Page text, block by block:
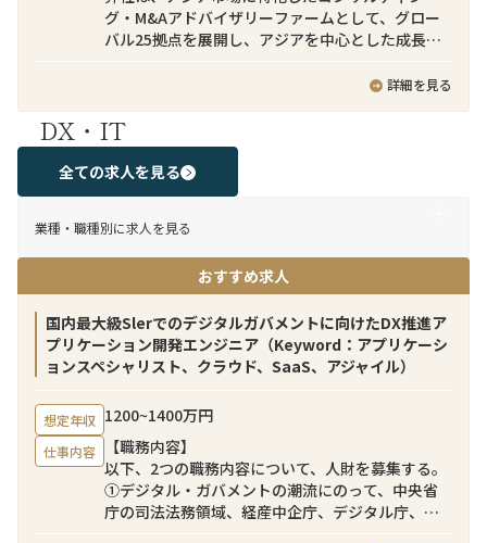
グ・M&Aアドバイザリーファームとして、グロー
バル25拠点を展開し、アジアを中心とした成長市
ます。ダイナミックなビジネス環境の中で、国境を
成長機会に富んだ職場です。
弊社のクロスボーダーM&Aチームでは日本企業側
に就くバイサイドファイナンシャルアドバイザー
ダーM&A案件を支援しています。ターゲット企業
のソーシングから、バリュエーション助言、意向
表明書の提出、法律事務所・会計事務所など外部
アドバイザーとの連携、ディールストラクチャリ
ング、契約条件の交渉、クロージングまでのM&A
プロセスを日本企業クライアントに伴走し助言す
る業務となります。
当チームには日本人のみならず、シンガポール、
台湾、インドネシア等、多国籍なメンバーが所属
しています。例えばインドネシアの案件ではイン
ドネシアチームが売り手のソーシング、売り手と
の交渉、バリュエーションモデル策定、ディール
詳細を見る
DX・IT
全ての求人を見る
業種・職種別に求人を見る
おすすめ求人
国内最大級Slerでのデジタルガバメントに向けたDX推進ア
プリケーション開発エンジニア（Keyword：アプリケーシ
ョンスペシャリスト、クラウド、SaaS、アジャイル）
想定年収 1200~1400万円
仕事内容
【職務内容】
以下、2つの職務内容について、人財を募集する。
①デジタル・ガバメントの潮流にのって、中央省
庁の司法法務領域、経産中企庁、デジタル庁、入